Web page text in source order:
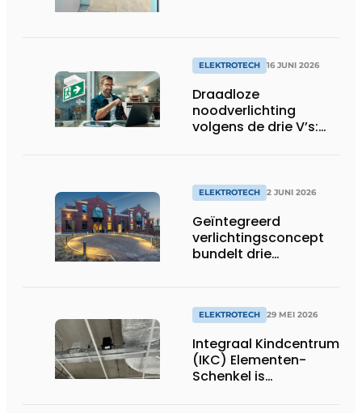
ELEKTROTECH 16 JUNI 2026
Draadloze
noodverlichting
volgens de drie V’s:
ELEKTROTECH 2 JUNI 2026
Geïntegreerd
verlichtingsconcept
bundelt drie
ELEKTROTECH 29 MEI 2026
Integraal Kindcentrum
(IKC) Elementen-
Schenkel is